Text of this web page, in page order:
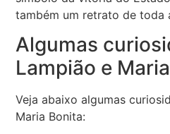
também um retrato de toda
Algumas
Lampião e
Veja abaixo algumas
Maria Bonita: